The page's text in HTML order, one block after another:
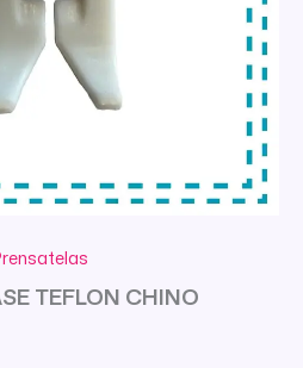
TEFLON CHINO